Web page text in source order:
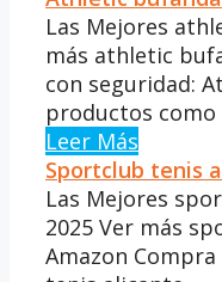
Las Mejores
más athletic
con seguridad:
productos como
Leer Más
Sportclub tenis
Las Mejores
2025 Ver más
Amazon